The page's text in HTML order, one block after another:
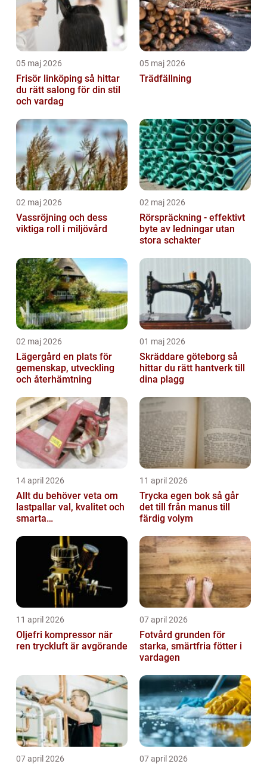
05 maj 2026
Frisör linköping så hittar
du rätt salong för din stil
och vardag
05 maj 2026
Trädfällning
02 maj 2026
Vassröjning och dess
viktiga roll i miljövård
02 maj 2026
Rörspräckning - effektivt
byte av ledningar utan
stora schakter
02 maj 2026
Lägergård en plats för
gemenskap, utveckling
och återhämtning
01 maj 2026
Skräddare göteborg så
hittar du rätt hantverk till
dina plagg
14 april 2026
Allt du behöver veta om
lastpallar val, kvalitet och
smarta
11 april 2026
Trycka egen bok så går
det till från manus till
färdig volym
11 april 2026
Oljefri kompressor när
ren tryckluft är avgörande
07 april 2026
Fotvård grunden för
starka, smärtfria fötter i
vardagen
07 april 2026 07 april 2026